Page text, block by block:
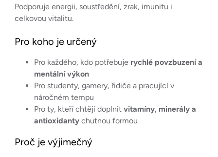
Podporuje energii, soustředění, zrak, imunitu i
celkovou vitalitu.
Pro koho je určený
Pro každého, kdo potřebuje rychlé povzbuzení a
mentální výkon
Pro studenty, gamery, řidiče a pracující v
náročném tempu
Pro ty, kteří chtějí doplnit vitamíny, minerály a
antioxidanty chutnou formou
Proč je výjimečný